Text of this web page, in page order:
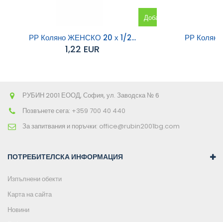
Добавяне
РР Коляно ЖЕНСКО 20 х 1/2...
1,22 EUR
РР
РУБИН 2001 ЕООД, София, ул. Заводска № 6
Позвънете сега: +359 700 40 440
За запитвания и поръчки: office@rubin2001bg.com
ПОТРЕБИТЕЛСКА ИНФОРМАЦИЯ
Изпълнени обекти
Карта на сайта
Новини